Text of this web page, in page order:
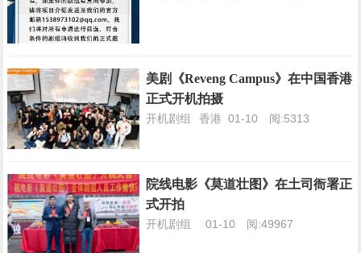
美剧《Reveng Campus》在中国香港
正式开机拍摄
开机剧组 香港01-10 阅:5313
院线电影《莫道壮图》在土司衙署正
式开拍
开机剧组 01-10 阅:49967